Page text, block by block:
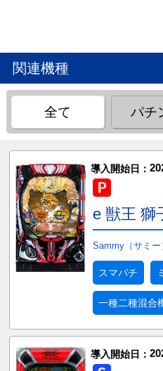
関連機種
全て パチ
導入開始日：
e 獣王 獅
Sammy（サミー
スマパチ
一種二種混合
導入開始日：